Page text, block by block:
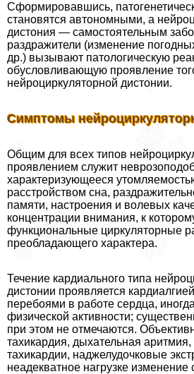
Сформировавшись,
становятся автономными, а
дистония — самостоятельным
раздражители (изменение
др.) вызывают патологическую
обусловливающую проявление
нейроциркуляторной дистонии.
Симптомы
Общим для всех типов
проявлением служит
хаpaктеризующееся
расстройством сна,
памяти, настроения и волевых
концентрации внимания, к
функциональные циркуляторные
преобладающего хаpaктера.
Течение кардиального типа
дистонии проявляется
перебоями в работе сердца,
физической активности;
при этом не отмечаются.
тахикардия, дыхательная
тахикардии, наджелудочковые
неадекватное нагрузке изменение